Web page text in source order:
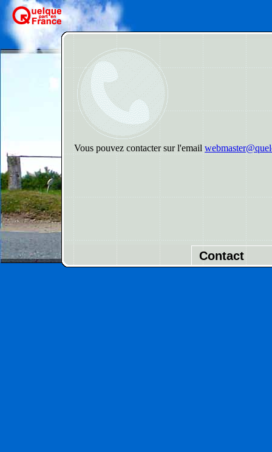
Vous pouvez contacter sur l'email
Contact